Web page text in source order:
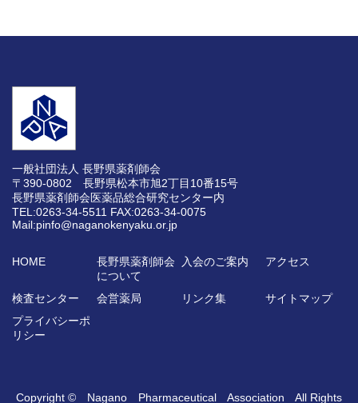
一般社団法人 長野県薬剤師会
〒390-0802 長野県松本市旭2丁目10番15号
長野県薬剤師会医薬品総合研究センター内
TEL:0263-34-5511 FAX:0263-34-0075
Mail:pinfo@naganokenyaku.or.jp
HOME
長野県薬剤師会
について
入会のご案内 アクセス
検査センター 会営薬局 リンク集
サイトマップ
プライバシーポ
リシー
Copyright © Nagano Pharmaceutical Association All Rights